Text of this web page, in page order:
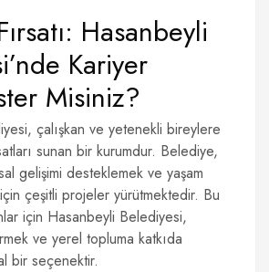
Hasanbeyli
Kariyer
Misiniz?
çalışkan ve yetenekli bireylere
sunan bir kurumdur. Belediye,
gelişimi desteklemek ve yaşam
çeşitli projeler yürütmektedir. Bu
için Hasanbeyli Belediyesi,
ve yerel topluma katkıda
bir seçenektir.